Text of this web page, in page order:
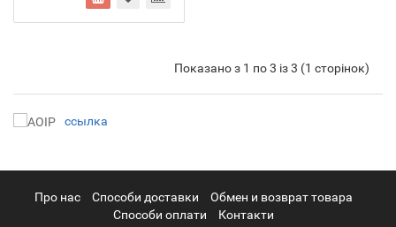
Показано з 1 по 3 із 3 (1 сторінок)
ссылка
Про нас Cпособи доставки
Обмен и возврат товара
Способи оплати
Контакти